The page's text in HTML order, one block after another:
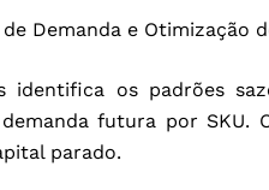
Demanda e Otimização
identifica os padrões
futura por SKU.
parado.